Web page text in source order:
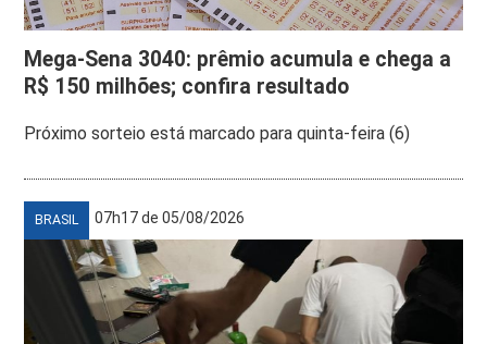
Mega-Sena 3040: prêmio acumula e chega a
R$ 150 milhões; confira resultado
Próximo sorteio está marcado para quinta-feira (6)
BRASIL 07h17 de 05/08/2026